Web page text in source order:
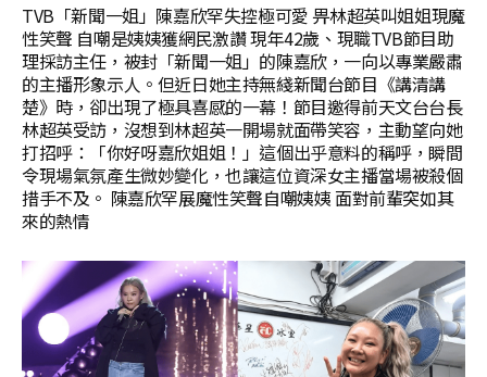
TVB「新聞一姐」陳嘉欣罕失控極可愛 畀林超英叫姐姐現魔
性笑聲 自嘲是姨姨獲網民激讚 現年42歲、現職TVB節目助
理採訪主任，被封「新聞一姐」的陳嘉欣，一向以專業嚴肅
的主播形象示人。但近日她主持無綫新聞台節目《講清講
楚》時，卻出現了極具喜感的一幕！節目邀得前天文台台長
林超英受訪，沒想到林超英一開場就面帶笑容，主動望向她
打招呼：「你好呀嘉欣姐姐！」這個出乎意料的稱呼，瞬間
令現場氣氛產生微妙變化，也讓這位資深女主播當場被殺個
措手不及。 陳嘉欣罕展魔性笑聲自嘲姨姨 面對前輩突如其
來的熱情